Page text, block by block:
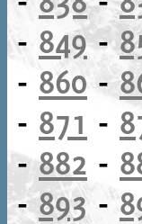
- 849-
- 860 -
- 871 -
-882 -
-893-